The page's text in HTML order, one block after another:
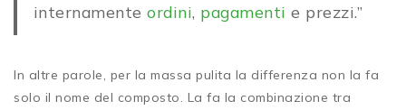
internamenteordini, pagamenti e prezzi.”
In altre parole, per la massa pulita la differenza non la fa
solo il nome del composto. La fa la combinazione tra